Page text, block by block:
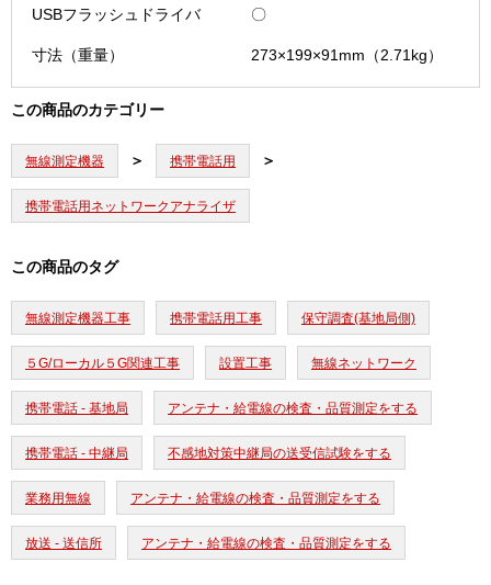
USBフラッシュドライバ 〇
寸法（重量） 273×199×91mm（2.71kg）
この商品のカテゴリー
無線測定機器 携帯電話用
携帯電話用ネットワークアナライザ
この商品のタグ
無線測定機器工事 携帯電話用工事 保守調査(基地局側)
５G/ローカル５G関連工事 設置工事 無線ネットワーク
携帯電話 - 基地局 アンテナ・給電線の検査・品質測定をする
携帯電話 - 中継局 不感地対策中継局の送受信試験をする
業務用無線 アンテナ・給電線の検査・品質測定をする
放送 - 送信所 アンテナ・給電線の検査・品質測定をする